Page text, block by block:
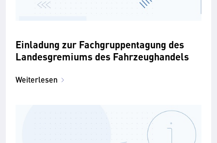
Einladung zur Fachgruppentagung des
Landesgremiums des Fahrzeughandels
Weiterlesen